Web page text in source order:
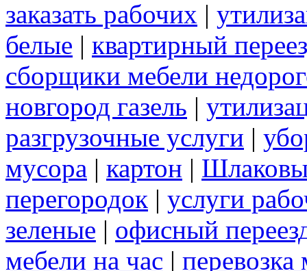
заказать рабочих |
белые | квартирный
сборщики мебели
новгород газель |
разгрузочные услуги |
мусора | картон |
перегородок | услуги
зеленые | офисный
мебели на час |